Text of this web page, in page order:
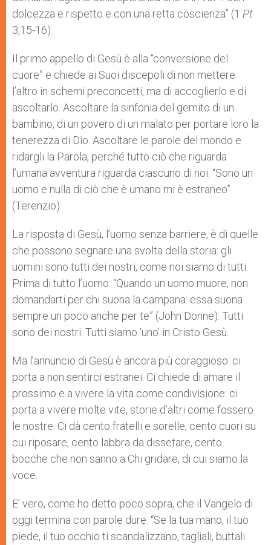
dolcezza e rispetto e con una retta coscienza” (1 Pt
3,15-16).
Il primo appello di Gesù è alla “conversione del
cuore” e chiede ai Suoi discepoli di non mettere
l’altro in schemi preconcetti, ma di accoglierlo e di
ascoltarlo. Ascoltare la sinfonia del gemito di un
bambino, di un povero di un malato per portare loro la
tenerezza di Dio. Ascoltare le parole del mondo e
ridargli la Parola, perché tutto ciò che riguarda
l’umana avventura riguarda ciascuno di noi: “Sono un
uomo e nulla di ciò che è umano mi è estraneo”
(Terenzio).
La risposta di Gesù, l’uomo senza barriere, è di quelle
che possono segnare una svolta della storia: gli
uomini sono tutti dei nostri, come noi siamo di tutti.
Prima di tutto l’uomo. “Quando un uomo muore, non
domandarti per chi suona la campana: essa suona
sempre un poco anche per te” (John Donne). Tutti
sono dei nostri. Tutti siamo ‘uno’ in Cristo Gesù.
Ma l’annuncio di Gesù è ancora più coraggioso: ci
porta a non sentirci estranei. Ci chiede di amare il
prossimo e a vivere la vita come condivisione: ci
porta a vivere molte vite, storie d’altri come fossero
le nostre. Ci dà cento fratelli e sorelle, cento cuori su
cui riposare, cento labbra da dissetare, cento
bocche che non sanno a Chi gridare, di cui siamo la
voce.
E’ vero, come ho detto poco sopra, che il Vangelo di
oggi termina con parole dure: “Se la tua mano, il tuo
piede, il tuo occhio ti scandalizzano, tagliali, buttali